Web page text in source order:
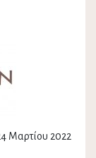
Μαρτίου 2022